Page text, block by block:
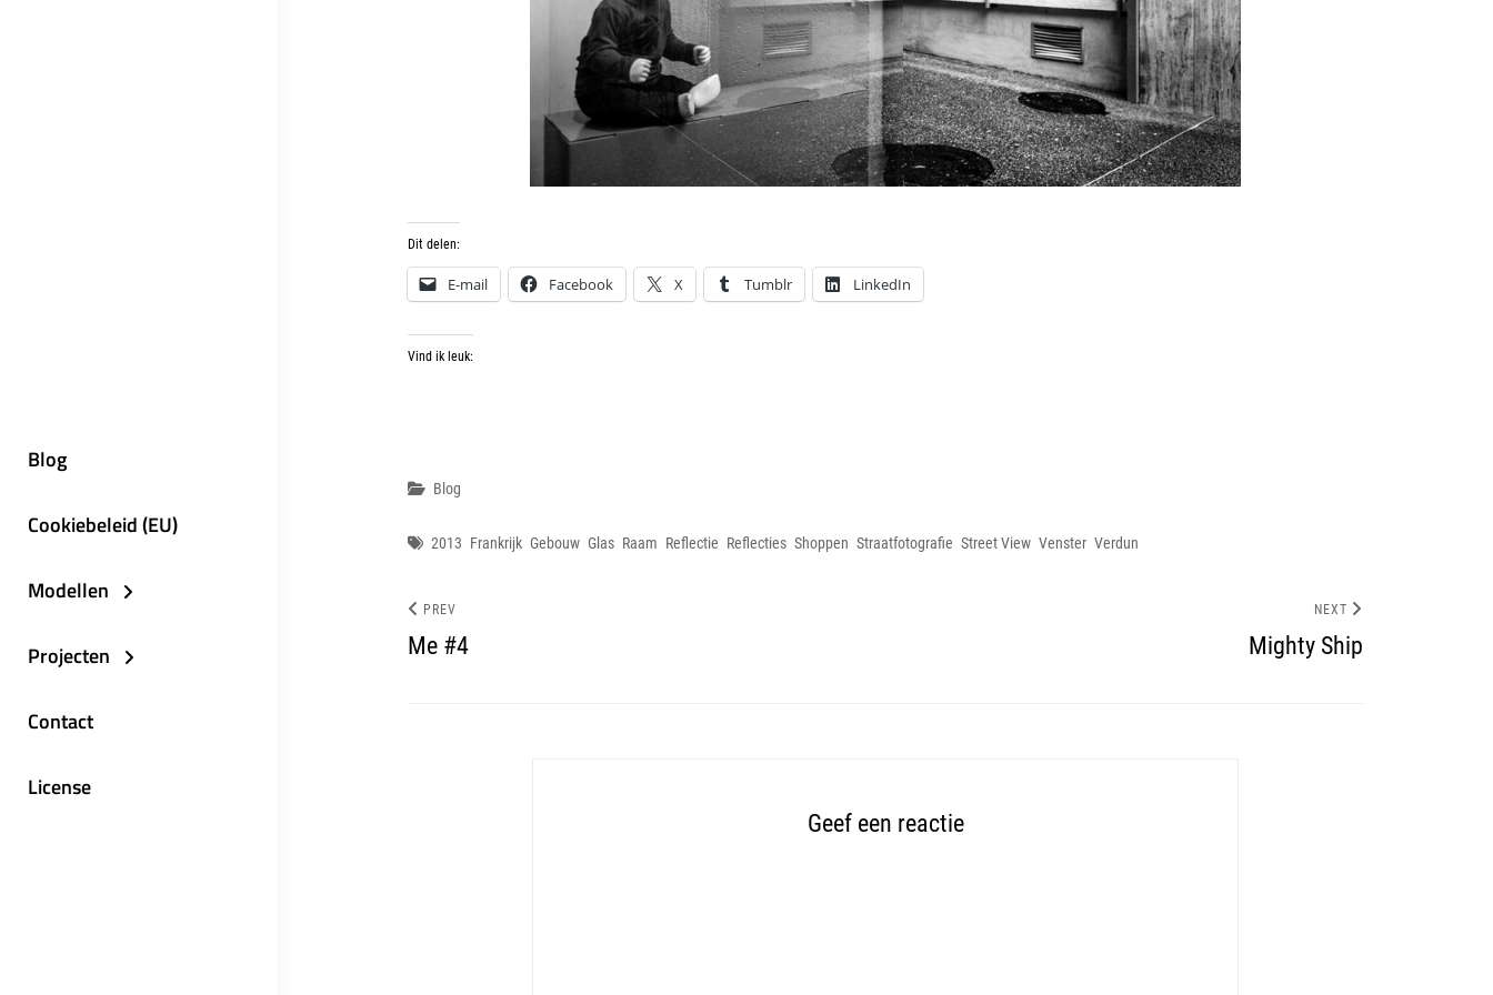
Blog
Cookiebeleid (EU)
Modellen
Projecten
Contact
License
Dit delen:
E-mail Facebook X Tumblr LinkedIn
Vind ik leuk:
Categories
Blog
Tags
2013 Frankrijk Gebouw Glas Raam Reflectie Reflecties Shoppen Straatfotografie Street View Venster Verdun
PREV
Me #4
NEXT
Mighty Ship
Geef een reactie